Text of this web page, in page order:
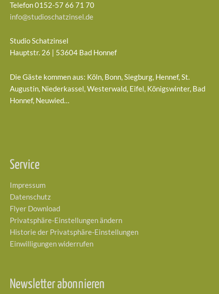
Telefon 0152-57 66 71 70
info@studioschatzinsel.de
Studio Schatzinsel
Hauptstr. 26 | 53604 Bad Honnef
Die Gäste kommen aus: Köln, Bonn, Siegburg, Hennef, St.
Augustin, Niederkassel, Westerwald, Eifel, Königswinter, Bad
Honnef, Neuwied…
Service
Impressum
Datenschutz
Flyer Download
Privatsphäre-Einstellungen ändern
Historie der Privatsphäre-Einstellungen
Einwilligungen widerrufen
Newsletter abonnieren